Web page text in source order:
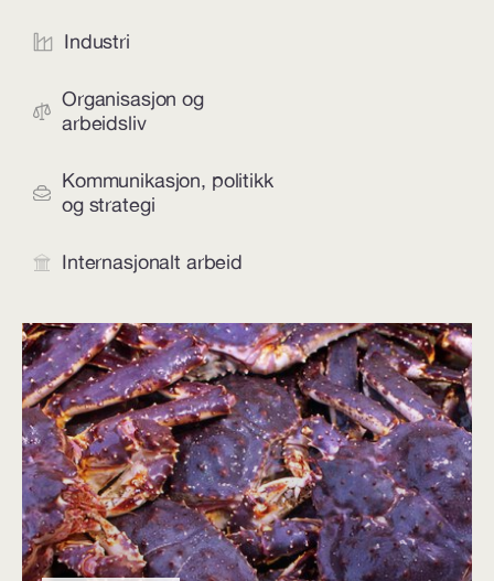
Industri
Organisasjon og
arbeidsliv
Kommunikasjon, politikk
og strategi
Internasjonalt arbeid